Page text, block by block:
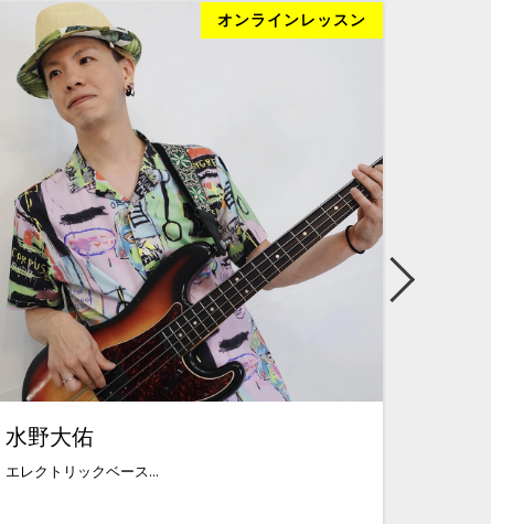
オンラインレッスン
水野大佑
エレクトリックベース...